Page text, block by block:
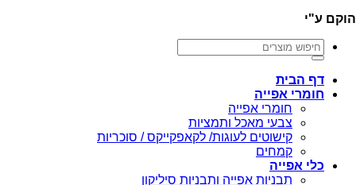
הוקם ע"י
חיפוש
עבור:
דף הבית
חומרי אפייה
חומרי אפייה
צבעי מאכל ותמציות
קישוטים לעוגות/ לקאפקייקס / סוכריות
קמחים
כלי אפייה
תבניות אפייה ותבניות סיליקון